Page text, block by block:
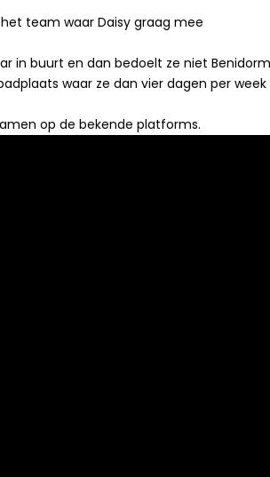
team waar Daisy graag mee
in buurt en dan bedoelt ze niet
waar ze dan vier dagen per week
op de bekende platforms.